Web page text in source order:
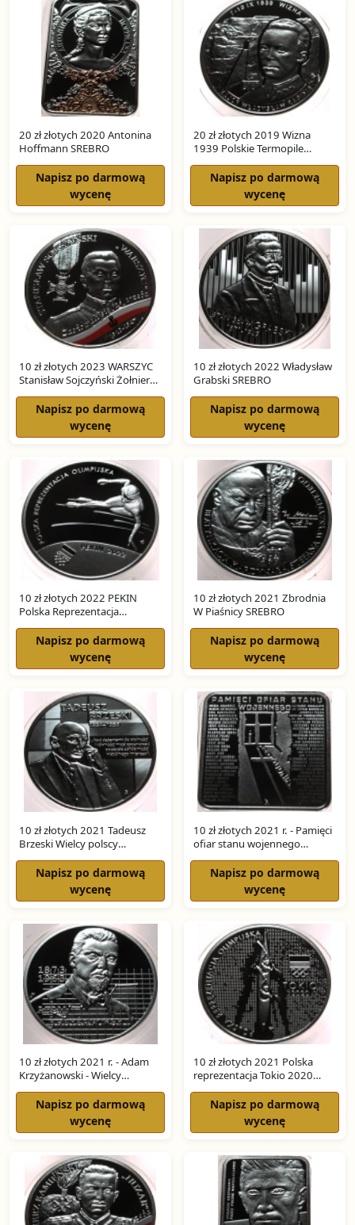
20 zł złotych 2020 Antonina
Hoffmann SREBRO
Napisz po darmową
wycenę
20 zł złotych 2019 Wizna
1939 Polskie Termopile
Napisz po darmową
wycenę
10 zł złotych 2023 WARSZYC
Stanisław Sojczyński Żołnierze
Niezłomni SREBRO
Napisz po darmową
wycenę
10 zł złotych 2022 Władysław
Grabski SREBRO
Napisz po darmową
wycenę
10 zł złotych 2022 PEKIN
Polska Reprezentacja
Olimpijska SREBRO
Napisz po darmową
wycenę
10 zł złotych 2021 Zbrodnia
W Piaśnicy SREBRO
Napisz po darmową
wycenę
10 zł złotych 2021 Tadeusz
Brzeski Wielcy polscy
ekonomiści SREBRO
Napisz po darmową
wycenę
10 zł złotych 2021 r. - Pamięci
ofiar stanu wojennego
SREBRO
Napisz po darmową
wycenę
10 zł złotych 2021 r. - Adam
Krzyżanowski - Wielcy
ekonomiści SREBRO
Napisz po darmową
wycenę
10 zł złotych 2021 Polska
reprezentacja Tokio 2020
SREBRO
Napisz po darmową
wycenę